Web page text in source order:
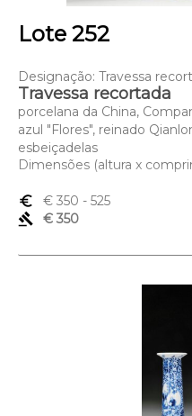
Lote 252
Designação: Travessa
Travessa recortada
porcelana da China,
azul "Flores", reinado
esbeiçadelas
Dimensões (altura x
euro_symbol € 350 - 525
gavel
€ 350